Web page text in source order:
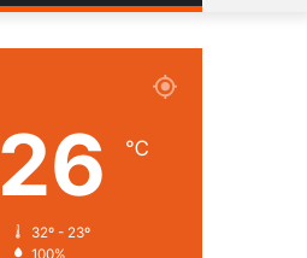
26 ℃
32º - 23º
100%